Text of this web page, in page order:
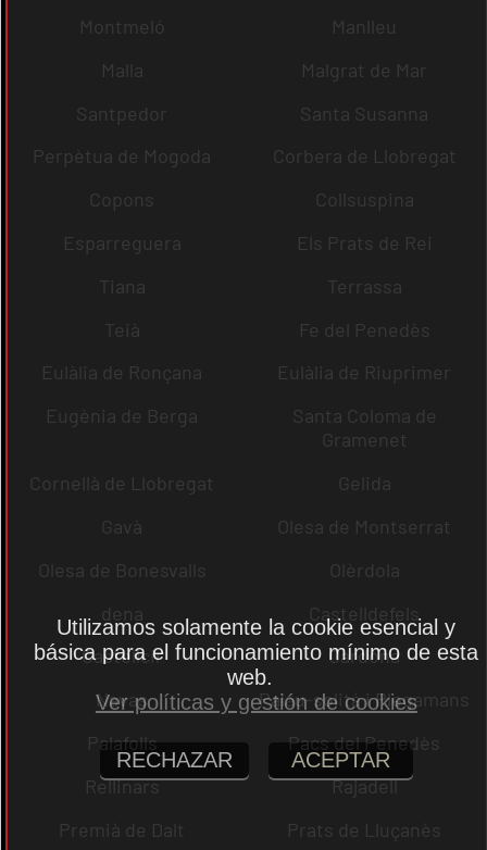
Montmeló
Manlleu
Malla
Malgrat de Mar
Santpedor
Santa Susanna
Perpètua de Mogoda
Corbera de Llobregat
Copons
Collsuspina
Esparreguera
Els Prats de Rei
Tiana
Terrassa
Teià
Fe del Penedès
Eulàlia de Ronçana
Eulàlia de Riuprimer
Eugènia de Berga
Santa Coloma de
Gramenet
Cornellà de Llobregat
Gelida
Gavà
Olesa de Montserrat
Olesa de Bonesvalls
Olèrdola
dena
Castelldefels
Castellcir
Cardona
Navas
Palau-solità i Plegamans
Palafolls
Pacs del Penedès
Rellinars
Rajadell
Premià de Dalt
Prats de Lluçanès
Utilizamos solamente la cookie esencial y
básica para el funcionamiento mínimo de esta
web.
Ver políticas y gestión de cookies
RECHAZAR ACEPTAR